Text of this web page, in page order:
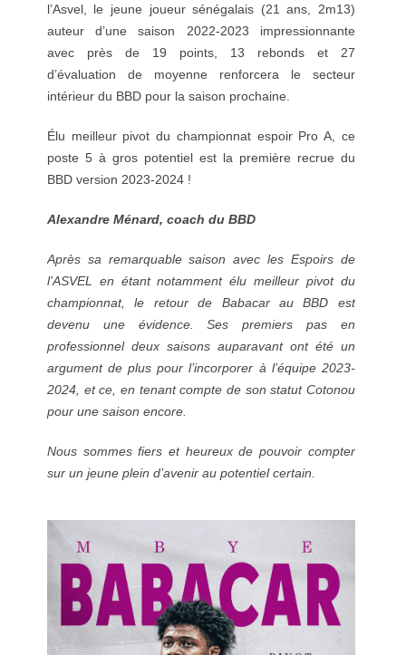
l’Asvel, le jeune joueur sénégalais (21 ans, 2m13)
auteur d’une saison 2022-2023 impressionnante
avec près de 19 points, 13 rebonds et 27
d’évaluation de moyenne renforcera le secteur
intérieur du BBD pour la saison prochaine.
Élu meilleur pivot du championnat espoir Pro A, ce
poste 5 à gros potentiel est la première recrue du
BBD version 2023-2024 !
Alexandre Ménard, coach du BBD
Après sa remarquable saison avec les Espoirs de
l’ASVEL en étant notamment élu meilleur pivot du
championnat, le retour de Babacar au BBD est
devenu une évidence. Ses premiers pas en
professionnel deux saisons auparavant ont été un
argument de plus pour l’incorporer à l’équipe 2023-
2024, et ce, en tenant compte de son statut Cotonou
pour une saison encore.
Nous sommes fiers et heureux de pouvoir compter
sur un jeune plein d’avenir au potentiel certain.